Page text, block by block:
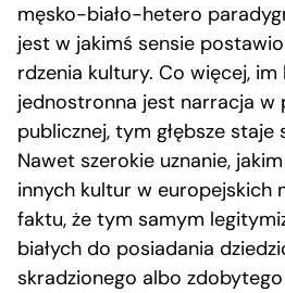
męsko-biało-hetero
jest w jakimś sensie
rdzenia kultury. Co więcej, im
jednostronna jest narracja w
publicznej, tym głębsze staje
Nawet szerokie uznanie,
innych kultur w europejskich
faktu, że tym samym
białych do posiadania
skradzionego albo